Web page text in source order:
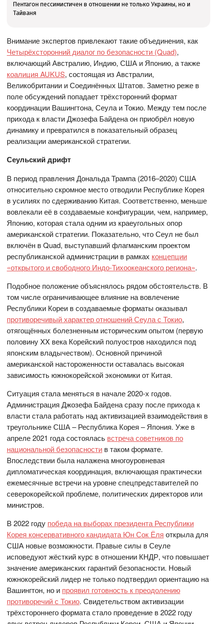
Пентагон пессимистичен в отношении не только Украины, но и
Тайваня
Внимание экспертов привлекают такие объединения, как
Четырёхсторонний диалог по безопасности (Quad),
включающий Австралию, Индию, США и Японию, а также
коалиция AUKUS, состоящая из Австралии,
Великобритании и Соединённых Штатов. Заметно реже в
поле обсуждений попадает трёхсторонний формат
координации Вашингтона, Сеула и Токио. Между тем после
прихода к власти Джозефа Байдена он приобрёл новую
динамику и превратился в показательный образец
реализации американской стратегии.
Сеульский дрифт
В период правления Дональда Трампа (2016–2020) США
относительно скромное место отводили Республике Корея
в усилиях по сдерживанию Китая. Соответственно, меньше
вовлекали её в создаваемые конфигурации, чем, например,
Японию, которая стала одним из краеугольных опор
американской стратегии. Показательно, что Сеул не был
включён в Quad, выступавший флагманским проектом
республиканской администрации в рамках концепции
«открытого и свободного Индо-Тихоокеанского региона».
Подобное положение объяснялось рядом обстоятельств. В
том числе ограничивающее влияние на вовлечение
Республики Кореи в создаваемые форматы оказывал
противоречивый характер отношений Сеула с Токио,
отягощённых болезненным историческим опытом (первую
половину XX века Корейский полуостров находился под
японским владычеством). Основной причиной
американской настороженности оставалась высокая
зависимость южнокорейской экономики от Китая.
Ситуация стала меняться в начале 2020-х годов.
Администрация Джозефа Байдена сразу после прихода к
власти стала работать над активизацией взаимодействия в
треугольнике США – Республика Корея – Япония. Уже в
апреле 2021 года состоялась встреча советников по
национальной безопасности в таком формате.
Впоследствии была налажена многоуровневая
дипломатическая координация, включающая практически
ежемесячные встречи на уровне спецпредставителей по
северокорейской проблеме, политических директоров или
министров.
В 2022 году победа на выборах президента Республики
Корея консервативного кандидата Юн Сок Ёля открыла для
США новые возможности. Правые силы в Сеуле
исповедуют жёсткий курс в отношении КНДР, что повышает
значение американских гарантий безопасности. Новый
южнокорейский лидер не только подтвердил ориентацию на
Вашингтон, но и проявил готовность к преодолению
противоречий с Токио. Свидетельством активизации
трёхстороннего формата стало проведение в 2022 году